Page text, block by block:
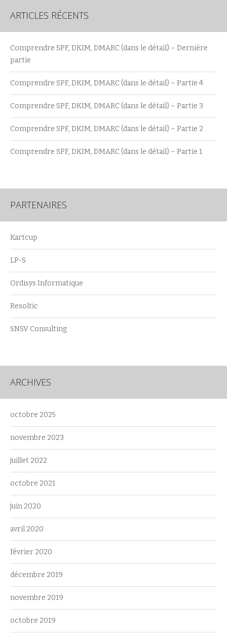
ARTICLES RÉCENTS
Comprendre SPF, DKIM, DMARC (dans le détail) – Dernière
partie
Comprendre SPF, DKIM, DMARC (dans le détail) – Partie 4
Comprendre SPF, DKIM, DMARC (dans le détail) – Partie 3
Comprendre SPF, DKIM, DMARC (dans le détail) – Partie 2
Comprendre SPF, DKIM, DMARC (dans le détail) – Partie 1
PARTENAIRES
Kartcup
LP-S
Ordisys Informatique
Resoltic
SNSV Consulting
ARCHIVES
octobre 2025
novembre 2023
juillet 2022
octobre 2021
juin 2020
avril 2020
février 2020
décembre 2019
novembre 2019
octobre 2019